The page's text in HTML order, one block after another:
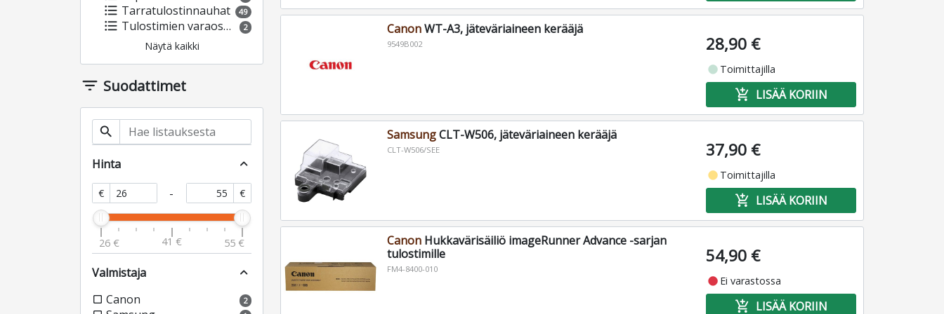
format_list_bulleted Tarratulostinnauhat 49
format_list_bulleted Tulostimien varaosat ja lisävarusteet 2
Näytä kaikki
filter_list Suodattimet
search
Hinta expand_less
€ - €
26 € 41 € 55 €
Valmistaja expand_less
check_box_outline_blank Canon 2
CanonWT-A3, jäteväriaineen kerääjä
9549B002 28,90 €
fiber_manual_record Toimittajilla
add_shopping_cart LISÄÄ KORIIN
SamsungCLT-W506, jäteväriaineen kerääjä
CLT-W506/SEE 37,90 €
fiber_manual_record Toimittajilla
add_shopping_cart LISÄÄ KORIIN
CanonHukkavärisäiliö imageRunner Advance -sarjan
tulostimille
FM4-8400-010
54,90 €
fiber_manual_record Ei varastossa
add_shopping_cart LISÄÄ KORIIN